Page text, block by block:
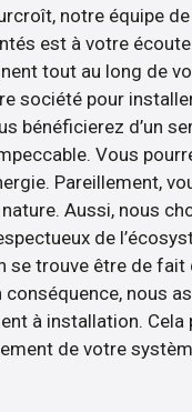
notre équipe
est à votre
tout au long de
société pour
bénéficierez d’un
Vous
Pareillement,
Aussi, nous
de
se trouve être de fait
conséquence, nous
à installation. Cela
de votre